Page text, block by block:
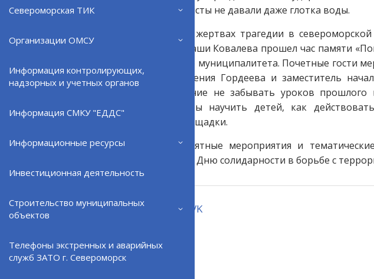
Североморская ТИК
Организации ОМСУ
Информация контролирующих,
надзорных и учетных органов
Информация СМКУ "ЕДДС"
Информационные ресурсы
Инвестиционная деятельность
Строительство муниципальных
объектов
Телефоны экстренных и аварийных
служб ЗАТО г. Североморск
жажда — террористы не давали даже глотка воды.
В память о всех жертвах трагедии в
творчества им. Саши Ковалева прошел час памяти
всех школ нашего муниципалитета. Почетные гости
Североморск Евгения Гордеева и заместитель
молодое поколение не забывать уроков
будущем. А чтобы научить детей, как
практические площадки.
Кроме того, памятные мероприятия и
мировой войны и Дню солидарности в борьбе с
Поделиться: VK
ВЕРНУТЬСЯ НАЗАД